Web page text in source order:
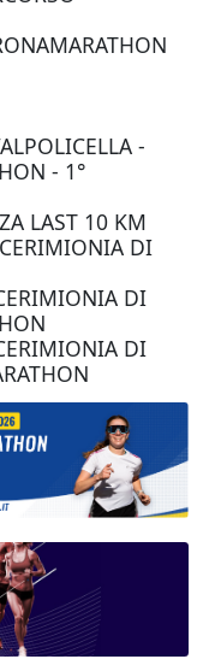
-
- 1°
LAST 10 KM
DI
DI
DI